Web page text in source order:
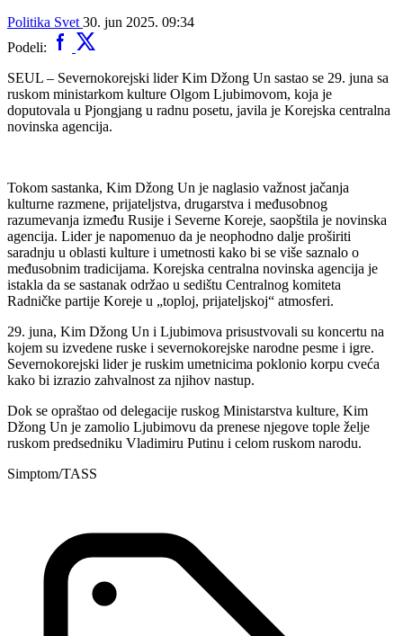
Politika Svet 30. jun 2025. 09:34
Podeli:
SEUL – Severnokorejski lider Kim Džong Un sastao se 29. juna sa
ruskom ministarkom kulture Olgom Ljubimovom, koja je
doputovala u Pjongjang u radnu posetu, javila je Korejska centralna
novinska agencija.
Tokom sastanka, Kim Džong Un je naglasio važnost jačanja
kulturne razmene, prijateljstva, drugarstva i međusobnog
razumevanja između Rusije i Severne Koreje, saopštila je novinska
agencija. Lider je napomenuo da je neophodno dalje proširiti
saradnju u oblasti kulture i umetnosti kako bi se više saznalo o
međusobnim tradicijama. Korejska centralna novinska agencija je
istakla da se sastanak održao u sedištu Centralnog komiteta
Radničke partije Koreje u „toploj, prijateljskoj“ atmosferi.
29. juna, Kim Džong Un i Ljubimova prisustvovali su koncertu na
kojem su izvedene ruske i severnokorejske narodne pesme i igre.
Severnokorejski lider je ruskim umetnicima poklonio korpu cveća
kako bi izrazio zahvalnost za njihov nastup.
Dok se opraštao od delegacije ruskog Ministarstva kulture, Kim
Džong Un je zamolio Ljubimovu da prenese njegove tople želje
ruskom predsedniku Vladimiru Putinu i celom ruskom narodu.
Simptom/TASS